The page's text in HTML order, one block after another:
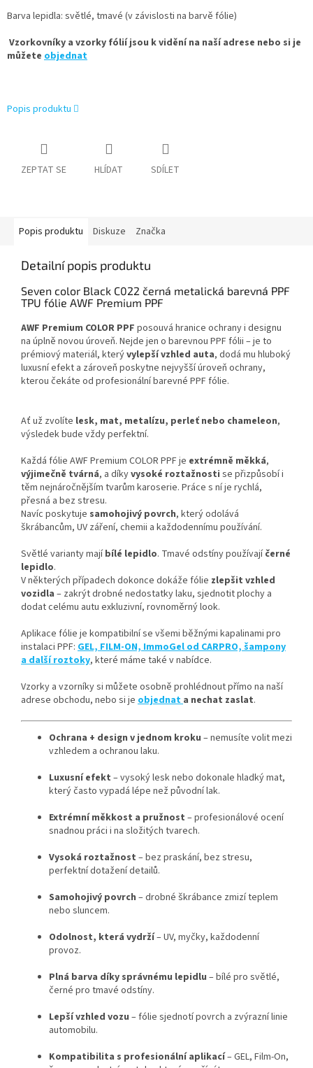
Barva lepidla: světlé, tmavé (v závislosti na barvě fólie)
Vzorkovníky a vzorky fólií jsou k vidění na naší adrese nebo si je
můžete objednat
Popis produktu
ZEPTAT SE HLÍDAT SDÍLET
Popis produktu Diskuze Značka
Detailní popis produktu
Seven color Black C022 černá metalická barevná PPF
TPU fólie AWF Premium PPF
AWF Premium COLOR PPF posouvá hranice ochrany i designu
na úplně novou úroveň. Nejde jen o barevnou PPF fólii – je to
prémiový materiál, kterývylepší vzhled auta, dodá mu hluboký
luxusní efekt a zároveň poskytne nejvyšší úroveň ochrany,
kterou čekáte od profesionální barevné PPF fólie.
Ať už zvolíte lesk, mat, metalízu, perleť nebo chameleon,
výsledek bude vždy perfektní.
Každá fólie AWF Premium COLOR PPF je extrémně měkká,
výjimečně tvárná, a díkyvysoké roztažnosti se přizpůsobí i
těm nejnáročnějším tvarům karoserie. Práce s ní je rychlá,
přesná a bez stresu.
Navíc poskytuje samohojivý povrch, který odolává
škrábancům, UV záření, chemii a každodennímu používání.
Světlé varianty majíbílé lepidlo. Tmavé odstíny používajíčerné
lepidlo.
V některých případech dokonce dokáže fólie zlepšit vzhled
vozidla – zakrýt drobné nedostatky laku, sjednotit plochy a
dodat celému autu exkluzivní, rovnoměrný look.
Aplikace fólie je kompatibilní se všemi běžnými kapalinami pro
instalaci PPF: GEL, FILM-ON, ImmoGel od CARPRO, šampony
a další roztoky, které máme také v nabídce.
Vzorky a vzorníky si můžete osobně prohlédnout přímo na naší
adrese obchodu, nebo si je objednata nechat zaslat.
Ochrana + design v jednom kroku – nemusíte volit mezi
vzhledem a ochranou laku.
Luxusní efekt – vysoký lesk nebo dokonale hladký mat,
který často vypadá lépe než původní lak.
Extrémní měkkost a pružnost – profesionálové ocení
snadnou práci i na složitých tvarech.
Vysoká roztažnost – bez praskání, bez stresu,
perfektní dotažení detailů.
Samohojivý povrch – drobné škrábance zmizí teplem
nebo sluncem.
Odolnost, která vydrží– UV, myčky, každodenní
provoz.
Plná barva díky správnému lepidlu – bílé pro světlé,
černé pro tmavé odstíny.
Lepší vzhled vozu – fólie sjednotí povrch a zvýrazní linie
automobilu.
Kompatibilita s profesionální aplikací– GEL, Film-On,